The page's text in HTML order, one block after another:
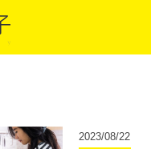
2023/08/22